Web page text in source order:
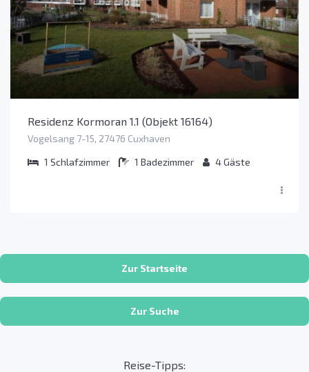
Residenz Kormoran 1.1 (Objekt 16164)
Vogelsang 7-15, 27476 Cuxhaven
1 Schlafzimmer 1 Badezimmer 4Gäste
Zur Startseite
Zur Suche
Reise-Tipps: